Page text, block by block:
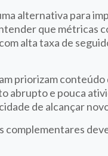
alternativa para
que métricas
alta taxa de
priorizam
abrupto e pouca
de alcançar